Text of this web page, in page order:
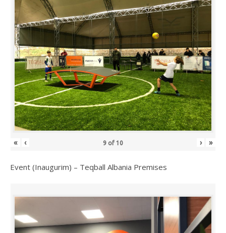
« ‹ 9 of 10 › »
Event (Inaugurim) – Teqball Albania Premises